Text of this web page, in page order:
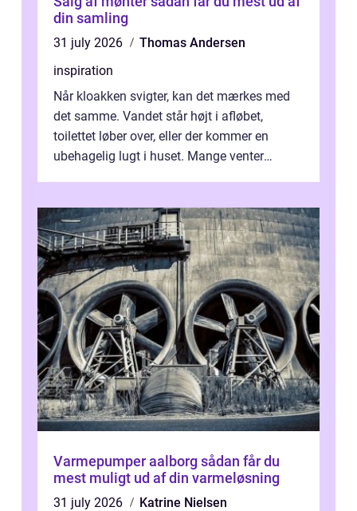
din samling
31 july 2026
Thomas Andersen
inspiration
Når kloakken svigter, kan det mærkes med
det samme. Vandet står højt i afløbet,
toilettet løber over, eller der kommer en
ubehagelig lugt i huset. Mange venter
Varmepumper aalborg sådan får du
mest muligt ud af din varmeløsning
31 july 2026
Katrine Nielsen